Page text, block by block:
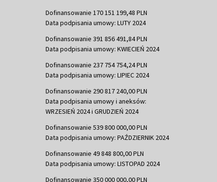
Dofinansowanie 170 151 199,48 PLN
Data podpisania umowy: LUTY 2024
Dofinansowanie 391 856 491,84 PLN
Data podpisania umowy: KWIECIEŃ 2024
Dofinansowanie 237 754 754,24 PLN
Data podpisania umowy: LIPIEC 2024
Dofinansowanie 290 817 240,00 PLN
Data podpisania umowy i aneksów:
WRZESIEŃ 2024 i GRUDZIEŃ 2024
Dofinansowanie 539 800 000,00 PLN
Data podpisania umowy: PAŹDZIERNIK 2024
Dofinansowanie 49 848 800,00 PLN
Data podpisania umowy: LISTOPAD 2024
Dofinansowanie 350 000 000,00 PLN